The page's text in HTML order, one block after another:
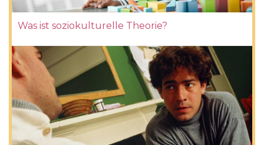
Was ist soziokulturelle Theorie?